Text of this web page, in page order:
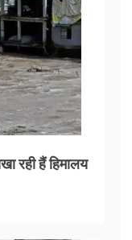
रही हैं हिमालय